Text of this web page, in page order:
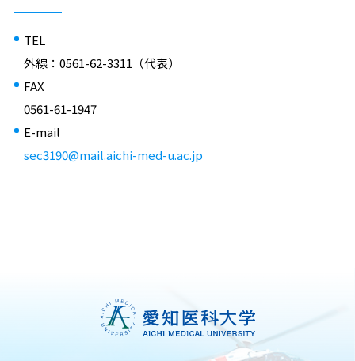
TEL
外線：0561-62-3311（代表）
FAX
0561-61-1947
E-mail
sec3190@mail.aichi-med-u.ac.jp